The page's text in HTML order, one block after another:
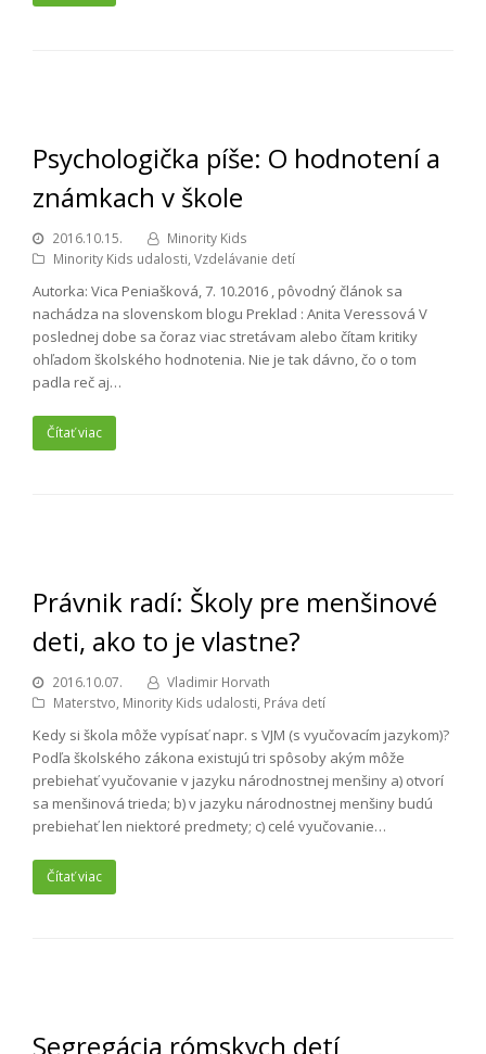
Psychologička píše: O hodnotení a
známkach v škole
2016.10.15.
Minority Kids
Minority Kids udalosti, Vzdelávanie detí
Autorka: Vica Peniašková, 7. 10.2016 , pôvodný článok sa
nachádza na slovenskom blogu Preklad : Anita Veressová V
poslednej dobe sa čoraz viac stretávam alebo čítam kritiky
ohľadom školského hodnotenia. Nie je tak dávno, čo o tom
padla reč aj…
Čítať viac
Právnik radí: Školy pre menšinové
deti, ako to je vlastne?
2016.10.07.
Vladimir Horvath
Materstvo, Minority Kids udalosti, Práva detí
Kedy si škola môže vypísať napr. s VJM (s vyučovacím jazykom)?
Podľa školského zákona existujú tri spôsoby akým môže
prebiehať vyučovanie v jazyku národnostnej menšiny a) otvorí
sa menšinová trieda; b) v jazyku národnostnej menšiny budú
prebiehať len niektoré predmety; c) celé vyučovanie…
Čítať viac
Segregácia rómskych detí